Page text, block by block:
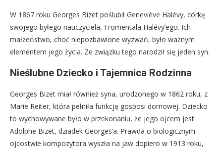
W 1867 roku Georges Bizet poślubił Geneviève Halévy, córkę
swojego byłego nauczyciela, Fromentala Halévy’ego. Ich
małżeństwo, choć niepozbawione wyzwań, było ważnym
elementem jego życia. Ze związku tego narodził się jeden syn.
Nieślubne Dziecko i Tajemnica Rodzinna
Georges Bizet miał również syna, urodzonego w 1862 roku, z
Marie Reiter, która pełniła funkcję gosposi domowej. Dziecko
to wychowywane było w przekonaniu, że jego ojcem jest
Adolphe Bizet, dziadek Georges’a. Prawda o biologicznym
ojcostwie kompozytora wyszła na jaw dopiero w 1913 roku,